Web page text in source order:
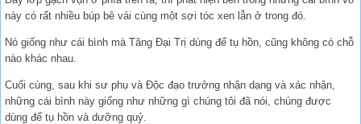
này có rất nhiều búp bê vải cùng một sợi tóc xen lẫn ở trong đó.
Nó giống như cái bình mà Tăng Đại Trị dùng để tụ hồn, cũng không có chỗ
nào khác nhau.
Cuối cùng, sau khi sư phụ và Độc đạo trưởng nhận dạng và xác nhận,
những cái bình này giống như những gì chúng tôi đã nói, chúng được
dùng để tụ hồn và dưỡng quỷ.